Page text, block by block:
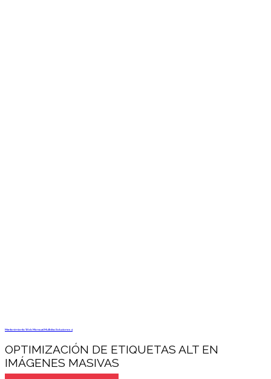
Mantenimiento Web Mensual Multidisc Soluciones 4
OPTIMIZACIÓN DE ETIQUETAS ALT EN
IMÁGENES MASIVAS